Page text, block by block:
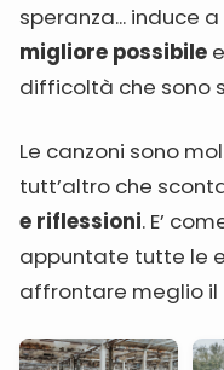
speranza... induce a
migliore possibile
difficoltà che sono
Le canzoni sono
tutt’altro che
e riflessioni. E’
appuntate tutte le
affrontare meglio il